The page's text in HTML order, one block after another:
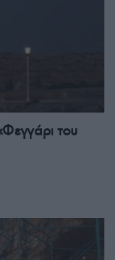
του